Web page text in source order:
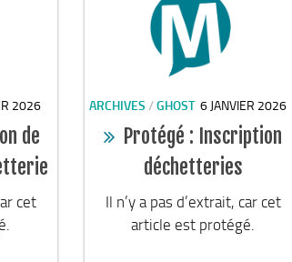
2026
de
cet
ARCHIVES /GHOST 6 JANVIER 2026
Protégé : Inscription
déchetteries
Il n’y a pas d’extrait, car cet
article est protégé.